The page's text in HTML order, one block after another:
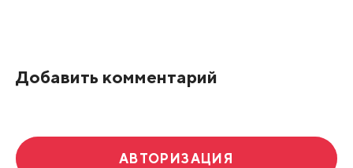
Добавить комментарий
АВТОРИЗАЦИЯ